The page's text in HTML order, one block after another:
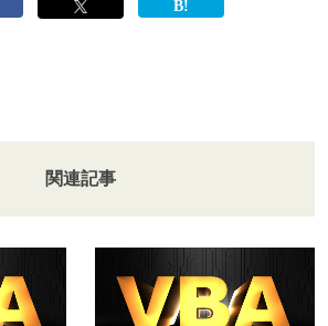
関連記事